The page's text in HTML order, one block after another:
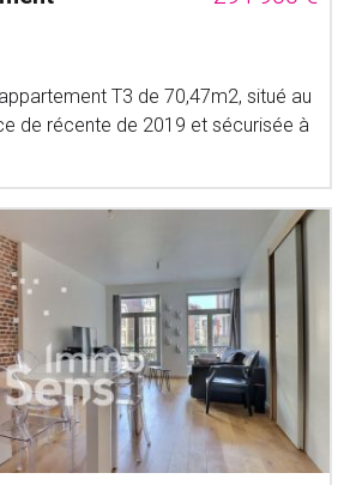
T3 de 70,47m2, situé au
de récente de 2019 et sécurisée à